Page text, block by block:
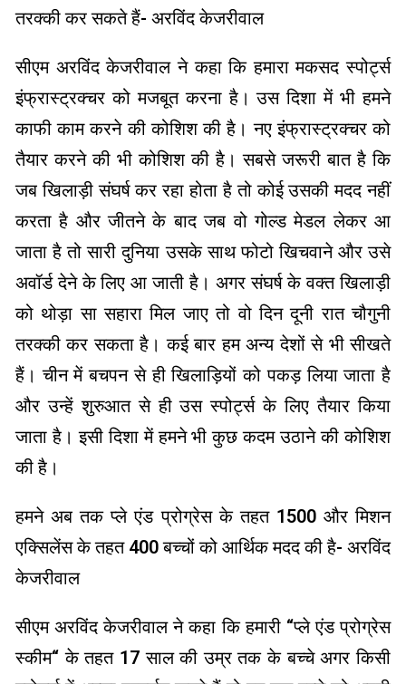
तरक्की कर सकते हैं- अरविंद केजरीवाल
सीएम अरविंद केजरीवाल ने कहा कि हमारा मकसद स्पोर्ट्स
इंफ्रास्ट्रक्चर को मजबूत करना है। उस दिशा में भी हमने
काफी काम करने की कोशिश की है। नए इंफ्रास्ट्रक्चर को
तैयार करने की भी कोशिश की है। सबसे जरूरी बात है कि
जब खिलाड़ी संघर्ष कर रहा होता है तो कोई उसकी मदद नहीं
करता है और जीतने के बाद जब वो गोल्ड मेडल लेकर आ
जाता है तो सारी दुनिया उसके साथ फोटो खिचवाने और उसे
अवॉर्ड देने के लिए आ जाती है। अगर संघर्ष के वक्त खिलाड़ी
को थोड़ा सा सहारा मिल जाए तो वो दिन दूनी रात चौगुनी
तरक्की कर सकता है। कई बार हम अन्य देशों से भी सीखते
हैं। चीन में बचपन से ही खिलाड़ियों को पकड़ लिया जाता है
और उन्हें शुरुआत से ही उस स्पोर्ट्स के लिए तैयार किया
जाता है। इसी दिशा में हमने भी कुछ कदम उठाने की कोशिश
की है।
हमने अब तक प्ले एंड प्रोग्रेस के तहत 1500 और मिशन
एक्सिलेंस के तहत 400 बच्चों को आर्थिक मदद की है- अरविंद
केजरीवाल
सीएम अरविंद केजरीवाल ने कहा कि हमारी “प्ले एंड प्रोग्रेस
स्कीम“ के तहत 17 साल की उम्र तक के बच्चे अगर किसी